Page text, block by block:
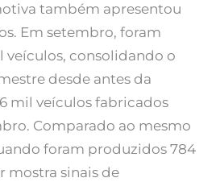
também apresentou
Em setembro, foram
veículos, consolidando o
desde antes da
mil veículos fabricados
Comparado ao mesmo
foram produzidos 784
mostra sinais de